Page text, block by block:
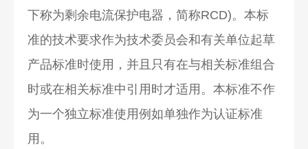
下称为剩余电流保护电器，简称RCD)。本标
准的技术要求作为技术委员会和有关单位起草
产品标准时使用，并且只有在与相关标准组合
时或在相关标准中引用时才适用。本标准不作
为一个独立标准使用例如单独作为认证标准
用。